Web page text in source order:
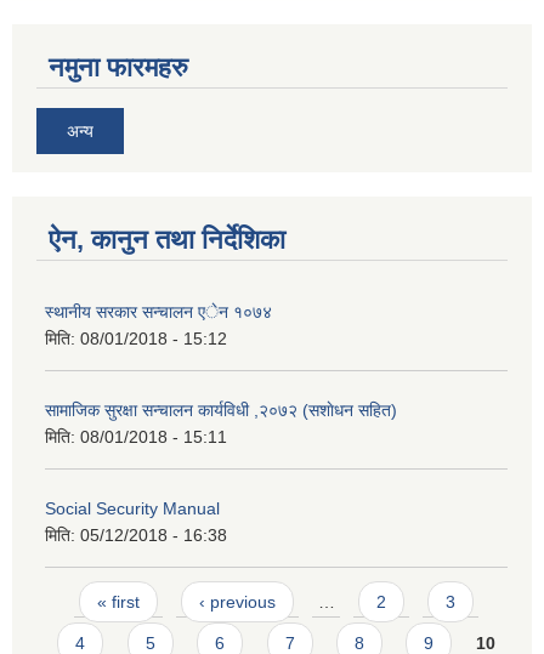
नमुना फारमहरु
अन्य
ऐन, कानुन तथा निर्देशिका
स्थानीय सरकार सन्चालन एेन १०७४
मिति: 08/01/2018 - 15:12
सामाजिक सुरक्षा सन्चालन कार्यविधी ,२०७२ (स‌शाेधन सहित)
मिति: 08/01/2018 - 15:11
Social Security Manual
मिति: 05/12/2018 - 16:38
Pages
« first ‹ previous 2 3
4 5 6 7 8 9 10